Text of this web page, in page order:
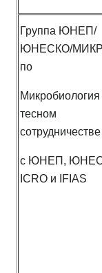
Группа ЮНЕП/
ЮНЕСКО/
по
Микробиология
тесном
сотрудничестве
с ЮНЕП,
ICRO и IFIAS